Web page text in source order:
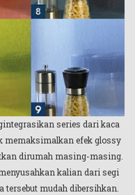
series dari kaca
memaksimalkan efek glossy
dirumah masing-masing.
kalian dari segi
tersebut mudah dibersihkan.